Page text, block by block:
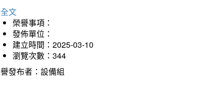
文
榮譽事項：
發佈單位：
建立時間：2025-03-10
瀏覽次數：344
發布者：設備組